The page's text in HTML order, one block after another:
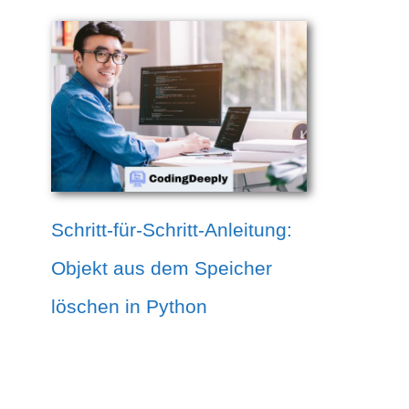
Schritt-für-Schritt-Anleitung:
Objekt aus dem Speicher
löschen in Python